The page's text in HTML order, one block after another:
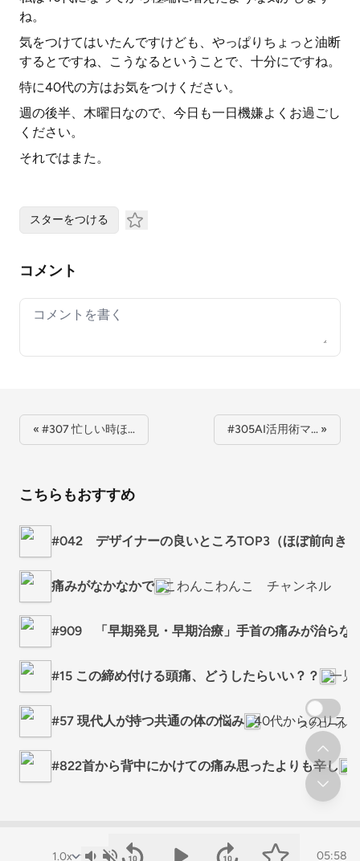
ね。
気をつけてはいたんですけども、やっぱりちょっと油断
するとですね、こうなるということで、十分にですね。
特に40代の方はお気をつけください。
週の後半、木曜日なので、今日も一日機嫌よくお過ごし
ください。
それではまた。
05:58
スターをつける
コメント
Your comment
« #307 忙しい時ほ… #305AI活用術マ… »
こちらもおすすめ
#042 デザイナーの良いところTOP3（ほぼ前向き）
痛みがなかなかで こわんこわんこ チャンネル
#909 「早期発見・早期治療」手首の痛みが治らな
#15 この締め付ける頭痛、どうしたらいい？？ 一児
#57 現代人が持つ共通の体の悩み 40代からのリス
#822首から背中にかけての痛み思ったよりも辛し
スクロール